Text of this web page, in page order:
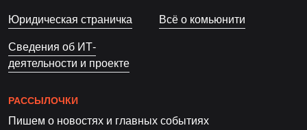
Юридическая страничка Всё о комьюнити
Сведения об ИТ-
деятельности и проекте
РАССЫЛОЧКИ
Пишем о новостях и главных событиях